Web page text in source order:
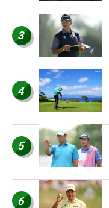
3
4
5
6